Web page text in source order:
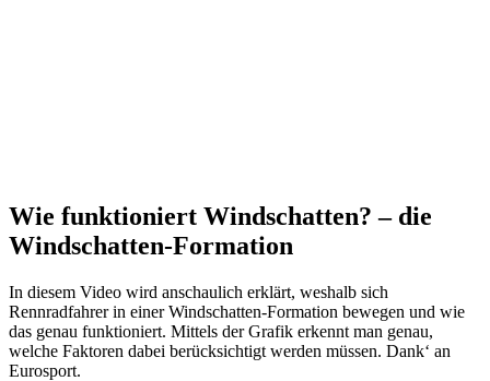
Wie funktioniert Windschatten? – die
Windschatten-Formation
In diesem Video wird anschaulich erklärt, weshalb sich
Rennradfahrer in einer Windschatten-Formation bewegen und wie
das genau funktioniert. Mittels der Grafik erkennt man genau,
welche Faktoren dabei berücksichtigt werden müssen. Dank‘ an
Eurosport.